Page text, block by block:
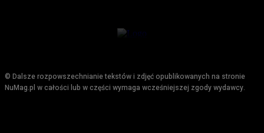
© Dalsze rozpowszechnianie tekstów i zdjęć opublikowanych na stronie
NuMag.pl w całości lub w części wymaga wcześniejszej zgody wydawcy.